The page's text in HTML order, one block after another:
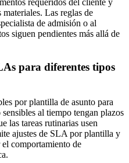
Las reglas de
de admisión o al
siguen pendientes más allá de
para diferentes tipos
por plantilla de asunto para
al tiempo tengan plazos
las tareas rutinarias usen
ajustes de SLA por plantilla y
el comportamiento de